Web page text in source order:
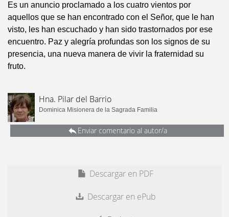
Es un anuncio proclamado a los cuatro vientos por
aquellos que se han encontrado con el Señor, que le han
visto, les han escuchado y han sido trastornados por ese
encuentro. Paz y alegría profundas son los signos de su
presencia, una nueva manera de vivir la fraternidad su
fruto.
Hna. Pilar del Barrio
Dominica Misionera de la Sagrada Familia
Enviar comentario al autor/a
Descargar en PDF
Descargar en ePub